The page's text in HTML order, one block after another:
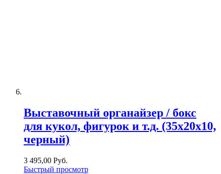
Выставочный органайзер / бокс
для кукол, фигурок и т.д. (35х20х10,
черный)
3 495,00 Руб.
Быстрый просмотр